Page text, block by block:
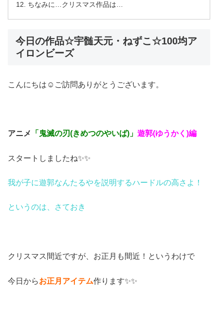
ちなみに…クリスマス作品は…
今日の作品☆宇髄天元・ねずこ☆100均ア
イロンビーズ
こんにちは☺ご訪問ありがとうございます。
アニメ 「鬼滅の刃(きめつのやいば)」 遊郭(ゆうかく)編
スタートしましたね✨✨
我が子に遊郭なんたるやを説明するハードルの高さよ！
というのは、さておき
クリスマス間近ですが、お正月も間近！というわけで
今日からお正月アイテム作ります✨✨